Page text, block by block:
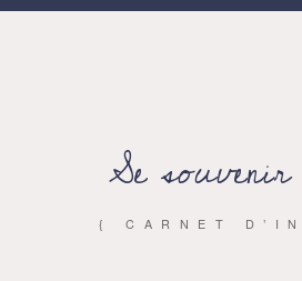
Se souvenir
{ CARNET